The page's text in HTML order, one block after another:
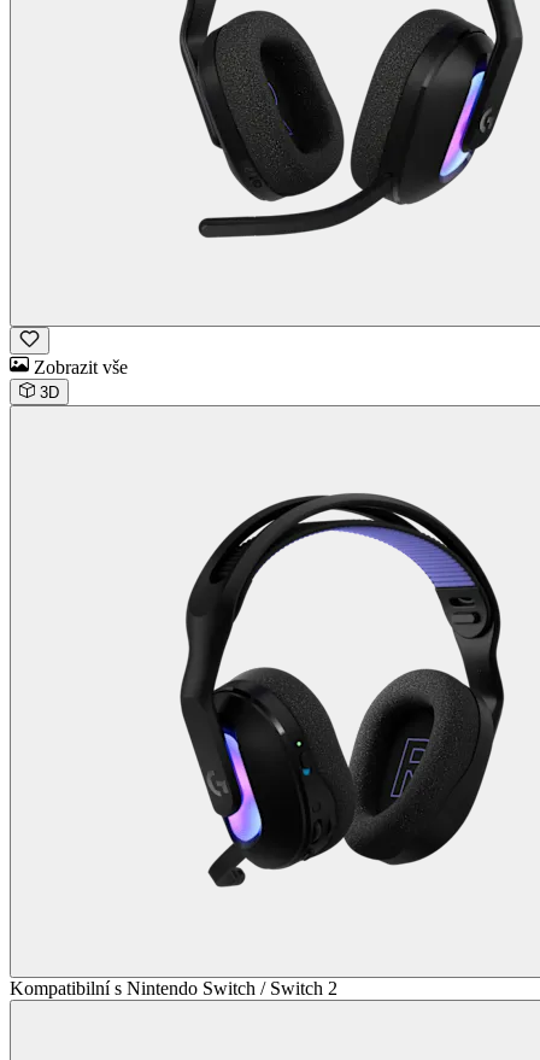
Zobrazit vše
3D
Kompatibilní s Nintendo Switch / Switch 2